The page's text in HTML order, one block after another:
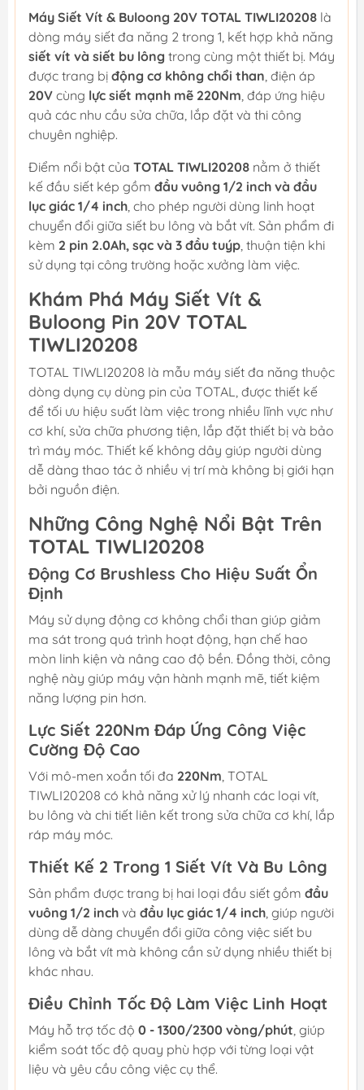
Máy Siết Vít & Buloong 20V TOTAL TIWLI20208 là
dòng máy siết đa năng 2 trong 1, kết hợp khả năng
siết vít và siết bu lông trong cùng một thiết bị. Máy
được trang bị động cơ không chổi than, điện áp
20V cùng lực siết mạnh mẽ 220Nm, đáp ứng hiệu
quả các nhu cầu sửa chữa, lắp đặt và thi công
chuyên nghiệp.
Điểm nổi bật của TOTAL TIWLI20208 nằm ở thiết
kế đầu siết kép gồm đầu vuông 1/2 inch và đầu
lục giác 1/4 inch, cho phép người dùng linh hoạt
chuyển đổi giữa siết bu lông và bắt vít. Sản phẩm đi
kèm 2 pin 2.0Ah, sạc và 3 đầu tuýp, thuận tiện khi
sử dụng tại công trường hoặc xưởng làm việc.
Khám Phá Máy Siết Vít &
Buloong Pin 20V TOTAL
TIWLI20208
TOTAL TIWLI20208 là mẫu máy siết đa năng thuộc
dòng dụng cụ dùng pin của TOTAL, được thiết kế
để tối ưu hiệu suất làm việc trong nhiều lĩnh vực như
cơ khí, sửa chữa phương tiện, lắp đặt thiết bị và bảo
trì máy móc. Thiết kế không dây giúp người dùng
dễ dàng thao tác ở nhiều vị trí mà không bị giới hạn
bởi nguồn điện.
Những Công Nghệ Nổi Bật Trên
TOTAL TIWLI20208
Động Cơ Brushless Cho Hiệu Suất Ổn
Định
Máy sử dụng động cơ không chổi than giúp giảm
ma sát trong quá trình hoạt động, hạn chế hao
mòn linh kiện và nâng cao độ bền. Đồng thời, công
nghệ này giúp máy vận hành mạnh mẽ, tiết kiệm
năng lượng pin hơn.
Lực Siết 220Nm Đáp Ứng Công Việc
Cường Độ Cao
Với mô-men xoắn tối đa 220Nm, TOTAL
TIWLI20208 có khả năng xử lý nhanh các loại vít,
bu lông và chi tiết liên kết trong sửa chữa cơ khí, lắp
ráp máy móc.
Thiết Kế 2 Trong 1 Siết Vít Và Bu Lông
Sản phẩm được trang bị hai loại đầu siết gồm đầu
vuông 1/2 inch và đầu lục giác 1/4 inch, giúp người
dùng dễ dàng chuyển đổi giữa công việc siết bu
lông và bắt vít mà không cần sử dụng nhiều thiết bị
khác nhau.
Điều Chỉnh Tốc Độ Làm Việc Linh Hoạt
Máy hỗ trợ tốc độ 0 - 1300/2300 vòng/phút, giúp
kiểm soát tốc độ quay phù hợp với từng loại vật
liệu và yêu cầu công việc cụ thể.